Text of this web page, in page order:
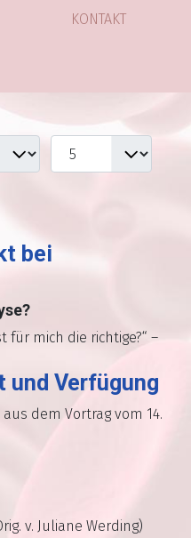
KONTAKT
Anzeige #
bei
für mich die richtige?“ –
und Verfügung
dem Vortrag vom 14.
v. Juliane Werding)